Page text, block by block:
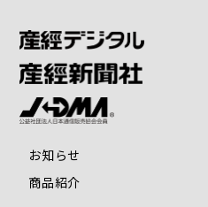
お知らせ
商品紹介